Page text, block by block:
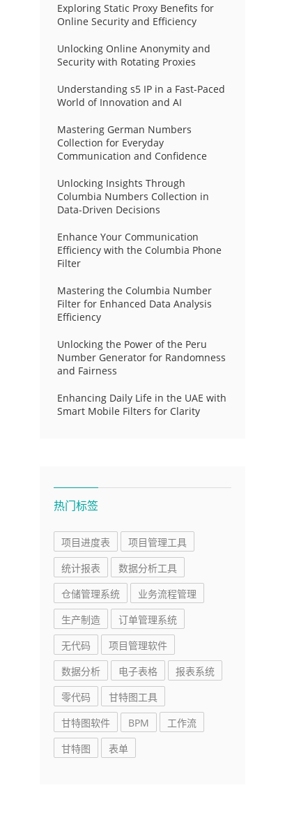
Exploring Static Proxy Benefits for
Online Security and Efficiency
Unlocking Online Anonymity and
Security with Rotating Proxies
Understanding s5 IP in a Fast-Paced
World of Innovation and AI
Mastering German Numbers
Collection for Everyday
Communication and Confidence
Unlocking Insights Through
Columbia Numbers Collection in
Data-Driven Decisions
Enhance Your Communication
Efficiency with the Columbia Phone
Filter
Mastering the Columbia Number
Filter for Enhanced Data Analysis
Efficiency
Unlocking the Power of the Peru
Number Generator for Randomness
and Fairness
Enhancing Daily Life in the UAE with
Smart Mobile Filters for Clarity
热门标签
项目进度表
项目管理工具
统计报表
数据分析工具
仓储管理系统
业务流程管理
生产制造
订单管理系统
无代码
项目管理软件
数据分析
电子表格
报表系统
零代码
甘特图工具
甘特图软件
BPM
工作流
甘特图
表单